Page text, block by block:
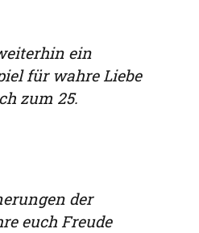
ein
für wahre Liebe
zum 25.
der
euch Freude